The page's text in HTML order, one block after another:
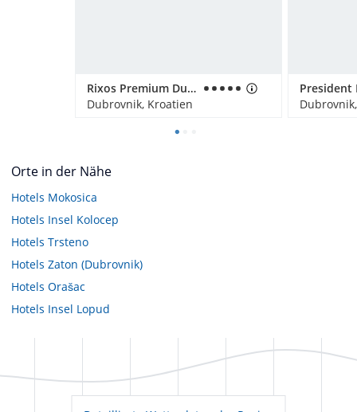
Rixos Premium Dubrovnik
Dubrovnik, Kroatien
Orte in der Nähe
Hotels Mokosica
Hotels Insel Kolocep
Hotels Trsteno
Hotels Zaton (Dubrovnik)
Hotels Orašac
Hotels Insel Lopud